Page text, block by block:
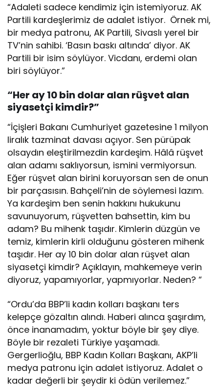
“Adaleti sadece kendimiz için istemiyoruz. AK
Partili kardeşlerimiz de adalet istiyor. Örnek mi,
bir medya patronu, AK Partili, Sivaslı yerel bir
TV’nin sahibi. ‘Basın baskı altında’ diyor. AK
Partili bir isim söylüyor. Vicdanı, erdemi olan
biri söylüyor.”
“Her ay 10 bin dolar alan rüşvet alan
siyasetçi kimdir?”
“İçişleri Bakanı Cumhuriyet gazetesine 1 milyon
liralık tazminat davası açıyor. Sen pürüpak
olsaydın eleştirilmezdin kardeşim. Hâlâ rüşvet
alan adamı saklıyorsun, ismini vermiyorsun.
Eğer rüşvet alan birini koruyorsan sen de onun
bir parçasısın. Bahçeli’nin de söylemesi lazım.
Ya kardeşim ben senin hakkını hukukunu
savunuyorum, rüşvetten bahsettin, kim bu
adam? Bu mihenk taşıdır. Kimlerin düzgün ve
temiz, kimlerin kirli olduğunu gösteren mihenk
taşıdır. Her ay 10 bin dolar alan rüşvet alan
siyasetçi kimdir? Açıklayın, mahkemeye verin
diyoruz, yapamıyorlar, yapmıyorlar. Neden? “
“Ordu’da BBP’li kadın kolları başkanı ters
kelepçe gözaltın alındı. Haberi alınca şaşırdım,
önce inanamadım, yoktur böyle bir şey diye.
Böyle bir rezaleti Türkiye yaşamadı.
Gergerlioğlu, BBP Kadın Kolları Başkanı, AKP’li
medya patronu için adalet istiyoruz. Adalet o
kadar değerli bir şeydir ki ödün verilemez.”